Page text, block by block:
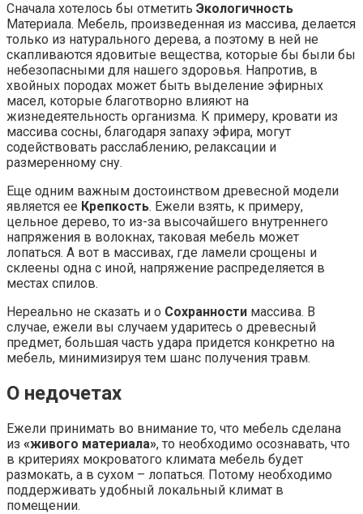
Сначала хотелось бы отметить Экологичность
Материала. Мебель, произведенная из массива, делается
только из натурального дерева, а поэтому в ней не
скапливаются ядовитые вещества, которые бы были бы
небезопасными для нашего здоровья. Напротив, в
хвойных породах может быть выделение эфирных
масел, которые благотворно влияют на
жизнедеятельность организма. К примеру, кровати из
массива сосны, благодаря запаху эфира, могут
содействовать расслаблению, релаксации и
размеренному сну.
Еще одним важным достоинством древесной модели
является ее Крепкость. Ежели взять, к примеру,
цельное дерево, то из-за высочайшего внутреннего
напряжения в волокнах, таковая мебель может
лопаться. А вот в массивах, где ламели срощены и
склеены одна с иной, напряжение распределяется в
местах спилов.
Нереально не сказать и о Сохранности массива. В
случае, ежели вы случаем ударитесь о древесный
предмет, большая часть удара придется конкретно на
мебель, минимизируя тем шанс получения травм.
О недочетах
Ежели принимать во внимание то, что мебель сделана
из «живого материала», то необходимо осознавать, что
в критериях мокроватого климата мебель будет
размокать, а в сухом – лопаться. Потому необходимо
поддерживать удобный локальный климат в
помещении.